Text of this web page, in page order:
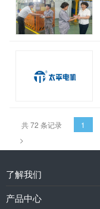
共 72 条记录 1
>
了解我们
产品中心